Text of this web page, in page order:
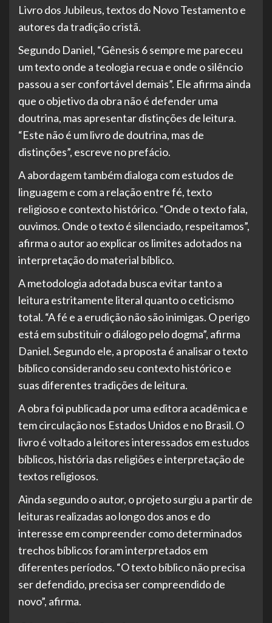
Livro dos Jubileus, textos do Novo Testamento e
autores da tradição cristã.
Segundo Daniel, “Gênesis 6 sempre me pareceu
um texto onde a teologia recua e onde o silêncio
passou a ser confortável demais”. Ele afirma ainda
que o objetivo da obra não é defender uma
doutrina, mas apresentar distinções de leitura.
“Este não é um livro de doutrina, mas de
distinções”, escreve no prefácio.
A abordagem também dialoga com estudos de
linguagem e com a relação entre fé, texto
religioso e contexto histórico. “Onde o texto fala,
ouvimos. Onde o texto é silenciado, respeitamos”,
afirma o autor ao explicar os limites adotados na
interpretação do material bíblico.
A metodologia adotada busca evitar tanto a
leitura estritamente literal quanto o ceticismo
total. “A fé e a erudição não são inimigas. O perigo
está em substituir o diálogo pelo dogma”, afirma
Daniel. Segundo ele, a proposta é analisar o texto
bíblico considerando seu contexto histórico e
suas diferentes tradições de leitura.
A obra foi publicada por uma editora acadêmica e
tem circulação nos Estados Unidos e no Brasil. O
livro é voltado a leitores interessados em estudos
bíblicos, história das religiões e interpretação de
textos religiosos.
Ainda segundo o autor, o projeto surgiu a partir de
leituras realizadas ao longo dos anos e do
interesse em compreender como determinados
trechos bíblicos foram interpretados em
diferentes períodos. “O texto bíblico não precisa
ser defendido, precisa ser compreendido de
novo”, afirma.